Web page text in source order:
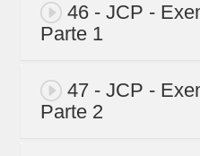
46 - JCP -
Parte 1
47 - JCP -
Parte 2